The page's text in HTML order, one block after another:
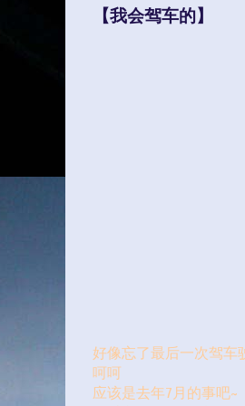
【我会驾车的】
好像忘了最后一次驾车
呵呵
应该是去年7月的事吧~